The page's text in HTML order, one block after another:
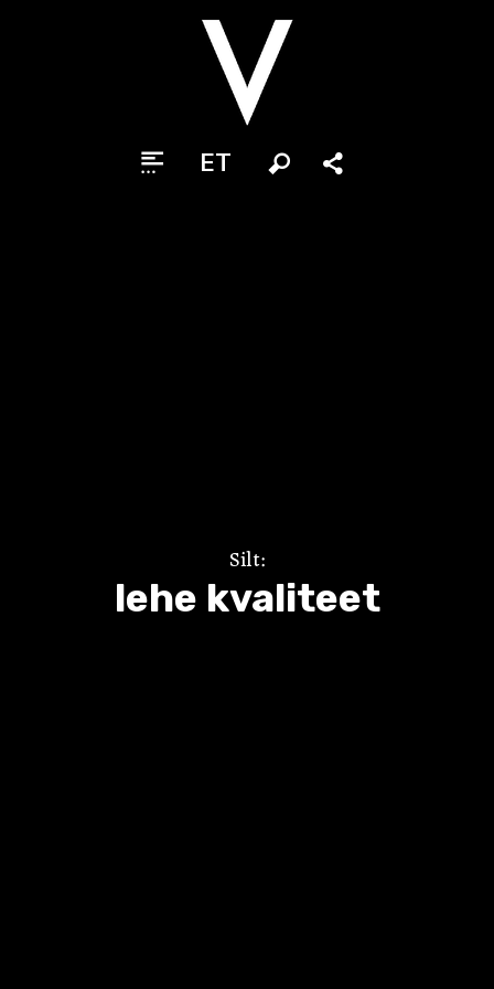
Silt:
lehe kvaliteet
ET Otsi